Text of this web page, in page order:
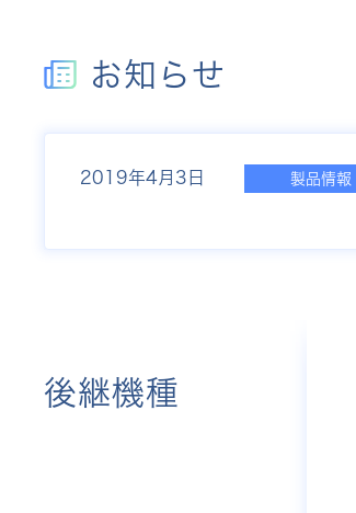
お知らせ
2019年4月3日 製品情報
後継機種